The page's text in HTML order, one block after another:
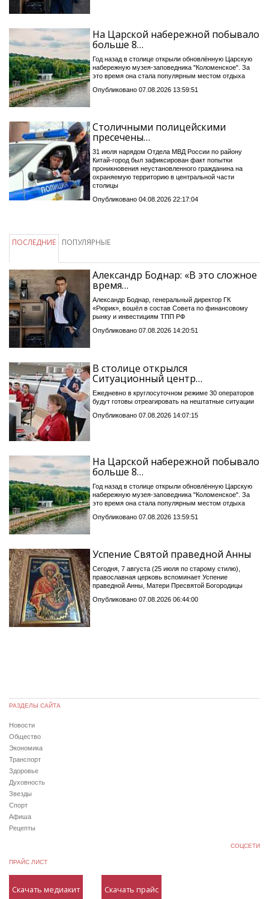
На Царской набережной побывало
больше 8…
Год назад в столице открыли обновлённую Царскую
набережную музея-заповедника "Коломенское". За
это время она стала популярным местом отдыха
Опубликовано 07.08.2026 13:59:51
Столичными полицейскими
пресечены…
31 июля нарядом Отдела МВД России по району
Китай-город был зафиксирован факт попытки
проникновения неустановленного гражданина на
охраняемую территорию в центральной части
столицы
Опубликовано 04.08.2026 22:17:04
ПОСЛЕДНИЕ ПОПУЛЯРНЫЕ
Александр Боднар: «В это сложное
время…
Александр Боднар, генеральный директор ГК
«Рюрик», вошёл в состав Совета по финансовому
рынку и инвестициям ТПП РФ
Опубликовано 07.08.2026 14:20:51
В столице открылся
Ситуационный центр…
Ежедневно в круглосуточном режиме 30 операторов
будут готовы отреагировать на нештатные ситуации
Опубликовано 07.08.2026 14:07:15
На Царской набережной побывало
больше 8…
Год назад в столице открыли обновлённую Царскую
набережную музея-заповедника "Коломенское". За
это время она стала популярным местом отдыха
Опубликовано 07.08.2026 13:59:51
Успение Святой праведной Анны
Сегодня, 7 августа (25 июля по старому стилю),
православная церковь вспоминает Успение
праведной Анны, Матери Пресвятой Богородицы
Опубликовано 07.08.2026 06:44:00
РАЗДЕЛЫ САЙТА
Новости
Общество
Экономика
Транспорт
Здоровье
Духовность
Звезды
Спорт
Афиша
Рецепты
СОЦСЕТИ
ПРАЙС ЛИСТ
Скачать медиакит Скачать прайс